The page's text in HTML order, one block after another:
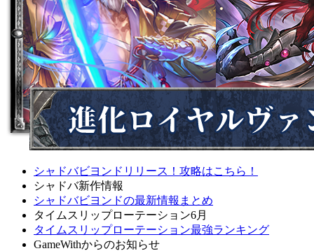
シャドバビヨンドリリース！攻略はこちら！
シャドバ新作情報
シャドバビヨンドの最新情報まとめ
タイムスリップローテーション6月
タイムスリップローテーション最強ランキング
GameWithからのお知らせ